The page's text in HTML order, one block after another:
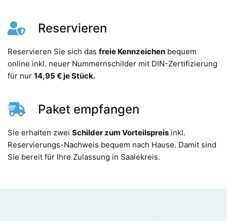
Reservieren
Reservieren Sie sich das freie Kennzeichen bequem
online inkl. neuer Nummernschilder mit DIN-Zertifizierung
für nur 14,95 € je Stück.
Paket empfangen
Sie erhalten zwei Schilder zum Vorteilspreis inkl.
Reservierungs-Nachweis bequem nach Hause. Damit sind
Sie bereit für Ihre Zulassung in Saalekreis.